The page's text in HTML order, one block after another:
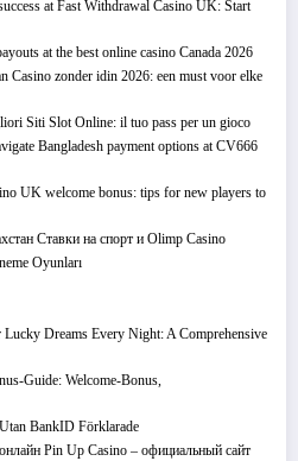
at Fast Withdrawal Casino UK: Start
at the best online casino Canada 2026
Casino zonder idin 2026: een must voor elke
Siti Slot Online: il tuo pass per un gioco
Bangladesh payment options at CV666
UK welcome bonus: tips for new players to
Ставки на спорт и Olimp Casino
Oyunları
Lucky Dreams Every Night: A Comprehensive
Welcome‑Bonus,
BankID Förklarade
Pin Up Casino – официальный сайт